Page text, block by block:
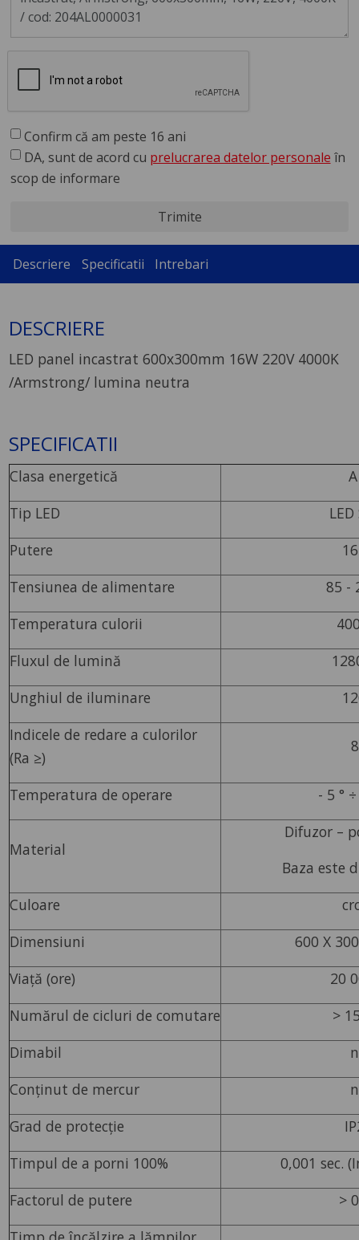
Confirm că am peste 16 ani
DA, sunt de acord cu prelucrarea datelor personale în
scop de informare
Trimite
Descriere Specificatii Intrebari
DESCRIERE
LED panel incastrat 600x300mm 16W 220V 4000K
/Armstrong/ lumina neutra
SPECIFICATII
Clasa energetică
Tip LED
Putere
Tensiunea de alimentare
85 -
Temperatura culorii
Fluxul de lumină
Unghiul de iluminare
Indicele de redare a culorilor
(Ra ≥)
Temperatura de operare - 5 °
Material
Difuzor –
Baza este
Culoare
Dimensiuni
600 X
Viață (ore)
20
Numărul de cicluri de comutare
>
Dimabil
Conținut de mercur
Grad de protecție
Timpul de a porni 100%
0,001 sec.
Factorul de putere
>